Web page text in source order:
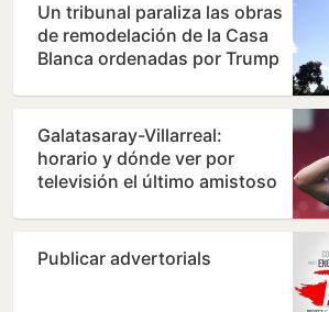
Un tribunal paraliza las obras
de remodelación de la Casa
Blanca ordenadas por Trump
Galatasaray-Villarreal:
horario y dónde ver por
televisión el último amistoso
Publicar advertorials